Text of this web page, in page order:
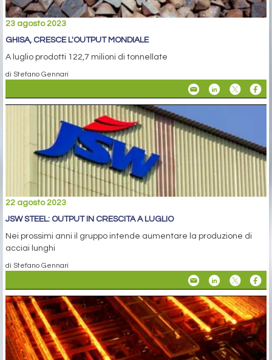
23 agosto 2023
GHISA, CRESCE L'OUTPUT MONDIALE
A luglio prodotti 122,7 milioni di tonnellate
di Stefano Gennari
22 agosto 2023
JSW STEEL: OUTPUT IN CRESCITA A LUGLIO
Nei prossimi anni il gruppo intende aumentare la produzione di
acciai lunghi
di Stefano Gennari